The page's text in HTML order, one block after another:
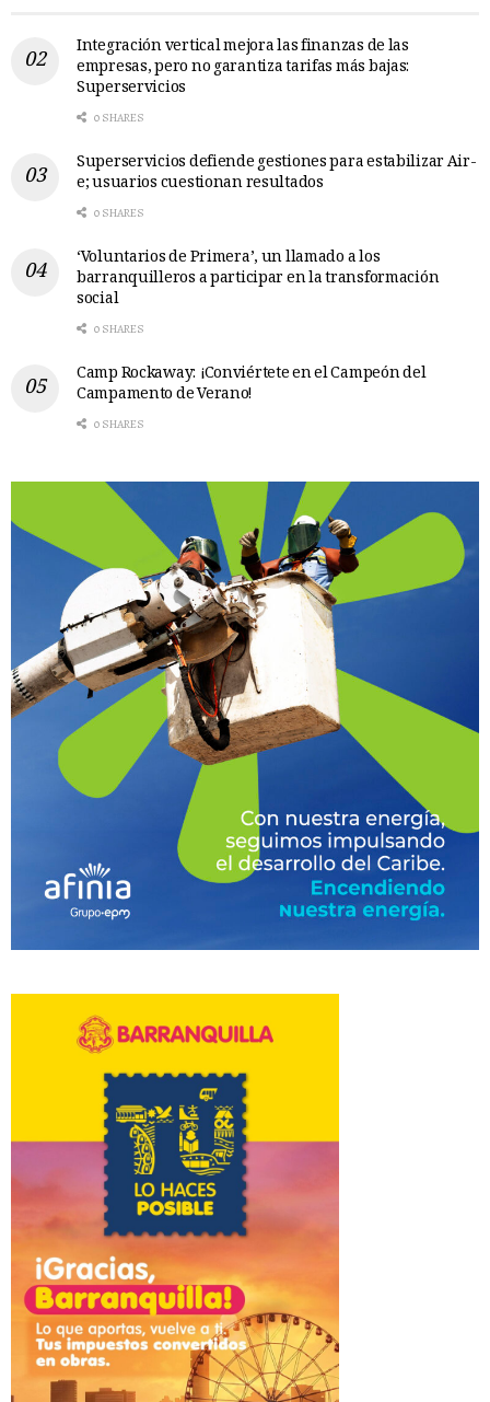
Integración vertical mejora las finanzas de las
empresas, pero no garantiza tarifas más bajas:
Superservicios
0 SHARES
Superservicios defiende gestiones para estabilizar Air-
e; usuarios cuestionan resultados
0 SHARES
‘Voluntarios de Primera’, un llamado a los
barranquilleros a participar en la transformación
social
0 SHARES
Camp Rockaway: ¡Conviértete en el Campeón del
Campamento de Verano!
0 SHARES